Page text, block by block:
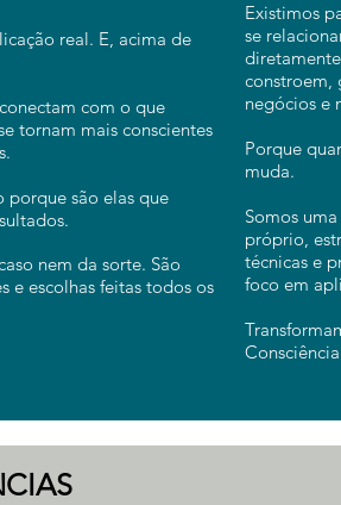
real. E, acima de
com o que
tornam mais conscientes
porque são elas que
nem da sorte. São
e escolhas feitas todos os
Existimos
se
constroem,
negócios e
Porque
muda.
Somos
próprio,
técnicas e
foco em